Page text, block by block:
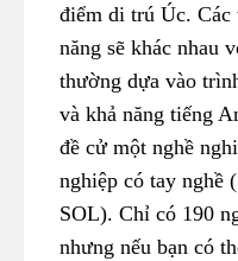
điểm di trú Úc. Các
năng sẽ khác nhau
thường dựa vào
và khả năng tiếng
đề cử một nghề
nghiệp có tay nghề
SOL). Chỉ có 190
nhưng nếu bạn có